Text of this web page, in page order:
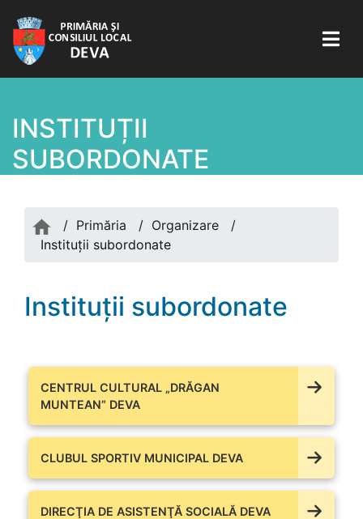
INSTITUȚII
SUBORDONATE
/ Primăria / Organizare
/
Instituții subordonate
Instituții subordonate
CENTRUL CULTURAL „DRĂGAN
MUNTEAN” DEVA
CLUBUL SPORTIV MUNICIPAL DEVA
DIRECŢIA DE ASISTENŢĂ SOCIALĂ DEVA